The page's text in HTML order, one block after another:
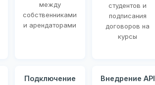
между
собственниками
и арендаторами
студентов и
подписания
договоров на
курсы
Подключение
Внедрение API